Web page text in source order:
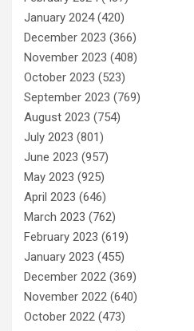
January 2024(420)
December 2023 (366)
November 2023 (408)
October 2023 (523)
September 2023 (769)
August 2023 (754)
July 2023 (801)
June 2023 (957)
May 2023 (925)
April 2023 (646)
March 2023 (762)
February 2023 (619)
January 2023 (455)
December 2022 (369)
November 2022 (640)
October 2022 (473)